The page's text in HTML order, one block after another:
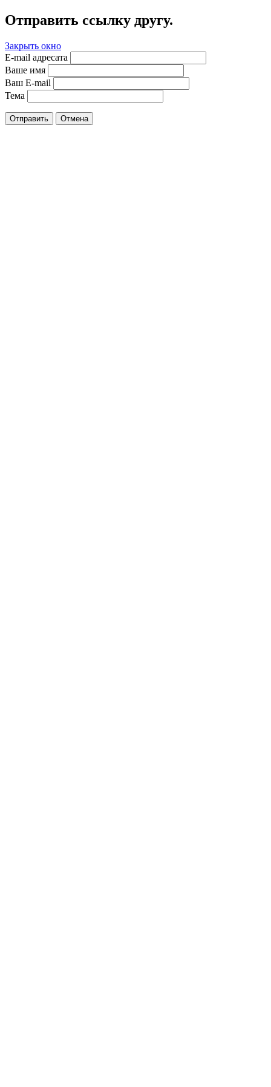
Отправить ссылку другу.
Закрыть окно
E-mail адресата
Ваше имя
Ваш E-mail
Тема
Отправить Отмена